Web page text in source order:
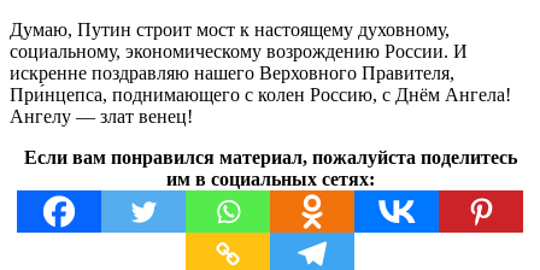
Думаю, Путин строит мост к настоящему духовному,
социальному, экономическому возрождению России. И
искренне поздравляю нашего Верховного Правителя,
При́нцепса, поднимающего с колен Россию, с Днём Ангела!
Ангелу — злат венец!
Если вам понравился материал, пожалуйста поделитесь
им в социальных сетях: